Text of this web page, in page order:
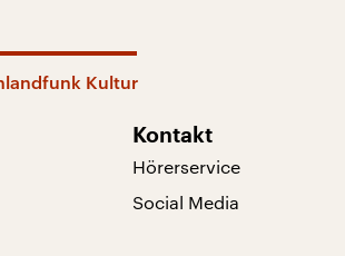
Kultur
Kontakt
Hörerservice
Social Media